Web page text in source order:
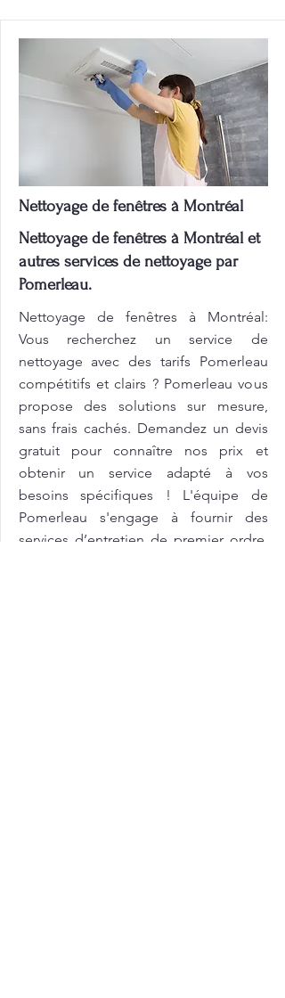
Nettoyage de fenêtres à Montréal
Nettoyage de fenêtres à Montréal et
autres services de nettoyage par
Pomerleau.
Nettoyage de fenêtres à Montréal:
Vous recherchez un service de
nettoyage avec des tarifs Pomerleau
compétitifs et clairs ? Pomerleau vous
propose des solutions sur mesure,
sans frais cachés. Demandez un devis
gratuit pour connaître nos prix et
obtenir un service adapté à vos
besoins spécifiques ! L'équipe de
Pomerleau s'engage à fournir des
services d’entretien de premier ordre.